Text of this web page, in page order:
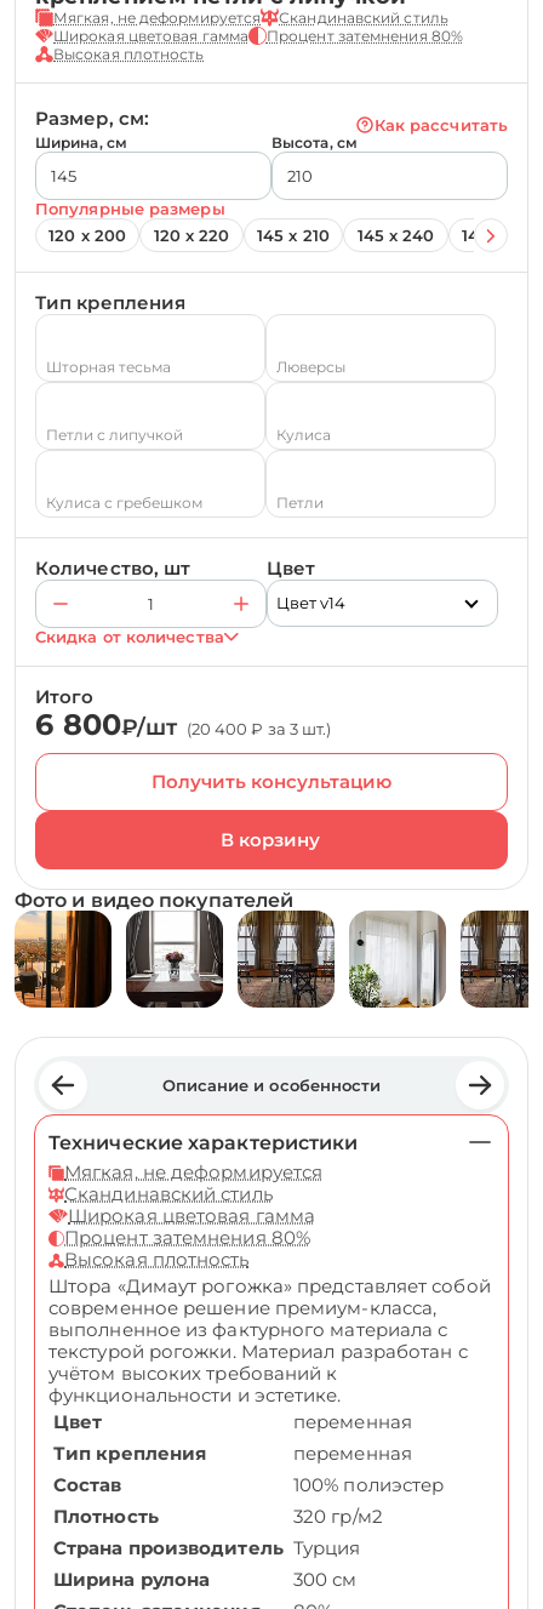
Мягкая, не деформируется
Скандинавский стиль
Широкая цветовая гамма
Процент затемнения 80%
Высокая плотность
Размер, см: Как рассчитать
Ширина, см Высота, см
Популярные размеры
120 х 200
120 х 220 145 х 210 145 х 240 145 х 260
Тип крепления
Шторная тесьма Люверсы
Петли с липучкой Кулиса
Кулиса с гребешком Петли
Количество, шт Цвет
Цвет v14
Скидка от количества
Итого
6 800₽/шт (20 400 ₽ за 3 шт.)
Получить консультацию
Фото и видео покупателей
Описание и особенности
Технические характеристики
Мягкая, не деформируется
Скандинавский стиль
Широкая цветовая гамма
Процент затемнения 80%
Высокая плотность
Штора «Димаут рогожка» представляет собой
современное решение премиум-класса,
выполненное из фактурного материала с
текстурой рогожки. Материал разработан с
учётом высоких требований к
функциональности и эстетике.
Цвет
переменная
Тип крепления
переменная
Состав
100% полиэстер
Плотность
320 гр/м2
Страна производитель Турция
Ширина рулона
300 см